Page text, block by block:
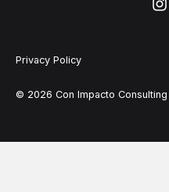
Privacy Policy
© 2026 Con Impacto Consulting